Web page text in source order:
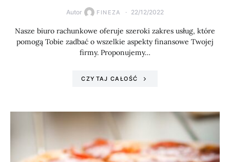
Autor FINEZA 22/12/2022
Nasze biuro rachunkowe oferuje szeroki zakres usług, które
pomogą Tobie zadbać o wszelkie aspekty finansowe Twojej
firmy. Proponujemy…
CZYTAJ CAŁOŚĆ